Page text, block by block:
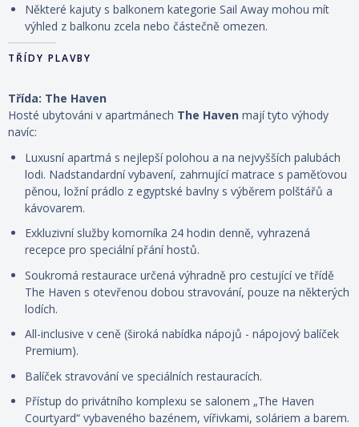
Některé kajuty s balkonem kategorie Sail Away mohou mít
výhled z balkonu zcela nebo částečně omezen.
TŘÍDY PLAVBY
Třída: The Haven
Hosté ubytováni v apartmánech The Haven mají tyto výhody
navíc:
Luxusní apartmá s nejlepší polohou a na nejvyšších palubách
lodi. Nadstandardní vybavení, zahrnující matrace s paměťovou
pěnou, ložní prádlo z egyptské bavlny s výběrem polštářů a
kávovarem.
Exkluzivní služby komorníka 24 hodin denně, vyhrazená
recepce pro speciální přání hostů.
Soukromá restaurace určená výhradně pro cestující ve třídě
The Haven s otevřenou dobou stravování, pouze na některých
lodích.
All-inclusive v ceně (široká nabídka nápojů - nápojový balíček
Premium).
Balíček stravování ve speciálních restauracích.
Přístup do privátního komplexu se salonem „The Haven
Courtyard“ vybaveného bazénem, vířivkami, soláriem a barem.